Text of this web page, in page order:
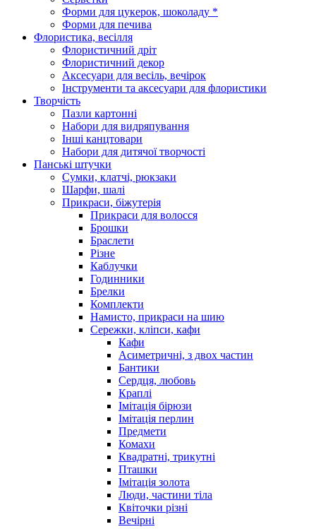
Форми для цукерок, шоколаду *
Форми для печива
Флористика, весілля
Флористичний дріт
Флористичний декор
Аксесуари для весіль, вечірок
Інструменти та аксесуари для флористики
Творчість
Пазли картонні
Набори для видряпування
Інші канцтовари
Набори для дитячої творчості
Панські штучки
Сумки, клатчі, рюкзаки
Шарфи, шалі
Прикраси, біжутерія
Прикраси для волосся
Брошки
Браслети
Різне
Каблучки
Годинники
Брелки
Комплекти
Намисто, прикраси на шию
Сережки, кліпси, кафи
Кафи
Асиметричні, з двох частин
Бантики
Сердця, любовь
Краплі
Імітація бірюзи
Імітація перлин
Предмети
Комахи
Квадратні, трикутні
Пташки
Імітація золота
Люди, частини тіла
Квіточки різні
Вечірні